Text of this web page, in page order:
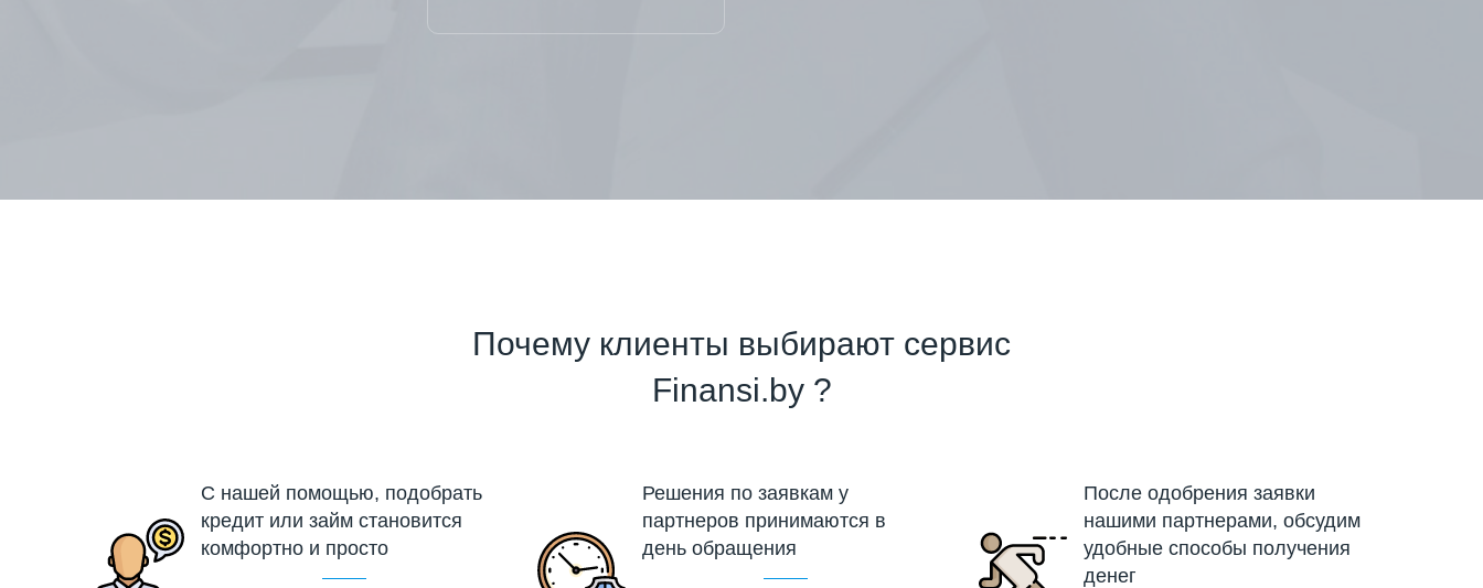
Почему клиенты выбирают сервис
Finansi.by ?
С нашей помощью, подобрать
кредит или займ становится
комфортно и просто
Решения по заявкам у
партнеров принимаются в
день обращения
После одобрения заявки
нашими партнерами, обсудим
удобные способы получения
денег